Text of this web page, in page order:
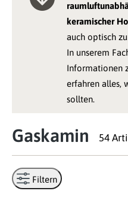
keramischer
auch optisch
In unserem
Informationen
erfahren alles,
sollten.
Gaskamin 54
Filtern